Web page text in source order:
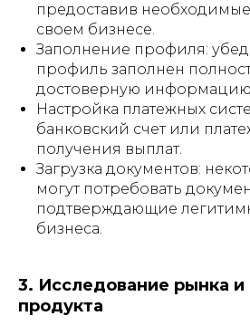
предоставив
своем бизнесе.
Заполнение профиля:
профиль заполнен
достоверную
Настройка платежных
банковский счет или
получения выплат.
Загрузка документов:
могут потребовать
подтверждающие
бизнеса.
3. Исследование рынка
продукта